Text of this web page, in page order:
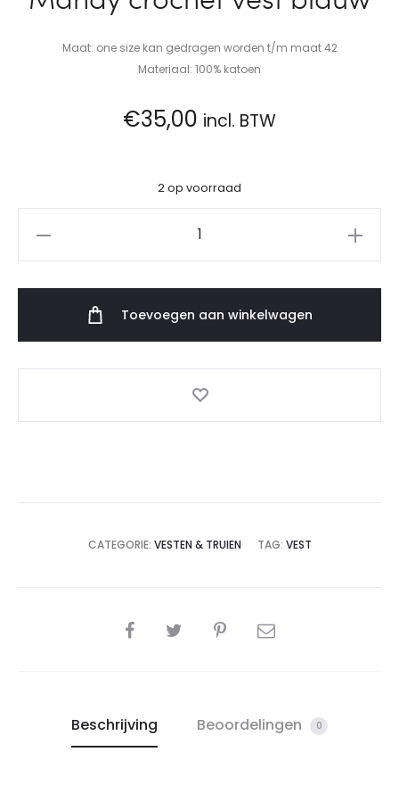
Maat: one size kan gedragen worden t/m maat 42
Materiaal: 100% katoen
€35,00 incl. BTW
2 op voorraad
Toevoegen aan winkelwagen
CATEGORIE: VESTEN & TRUIEN TAG: VEST
SHARE
Beschrijving Beoordelingen 0